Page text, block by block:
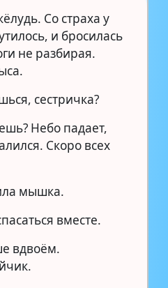
Со страха у
и бросилась
не разбирая.
сестричка?
Небо падает,
Скоро всех
мышка.
вместе.
вдвоём.